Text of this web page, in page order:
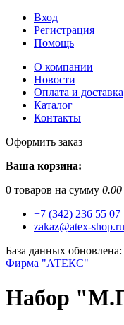
Вход
Регистрация
Помощь
О компании
Новости
Оплата и доставка
Каталог
Контакты
Оформить заказ
Ваша корзина:
0 товаров на сумму 0.00
+7 (342) 236 55 07
zakaz@atex-shop.ru
База данных
Фирма "АТЕКС"
Набор